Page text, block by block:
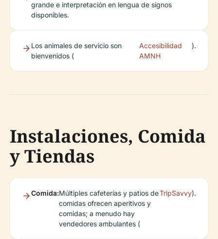
grande e interpretación en lengua de signos
disponibles.
Los animales de servicio son
bienvenidos (
Accesibilidad
AMNH
).
Instalaciones, Comida
y Tiendas
Comida:Múltiples cafeterías y patios de
comidas ofrecen aperitivos y
comidas; a menudo hay
vendedores ambulantes (
TripSavvy).